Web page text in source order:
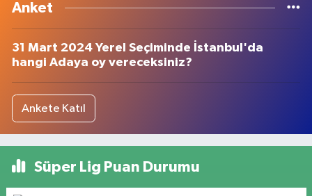
Anket
31 Mart 2024 Yerel Seçiminde İstanbul'da
hangi Adaya oy vereceksiniz?
Ankete Katıl
Süper Lig Puan Durumu